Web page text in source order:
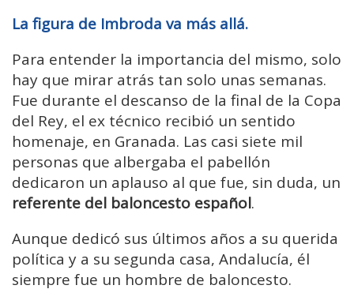
La figura de Imbroda va más allá.
Para entender la importancia del mismo, solo
hay que mirar atrás tan solo unas semanas.
Fue durante el descanso de la final de la Copa
del Rey, el ex técnico recibió un sentido
homenaje, en Granada. Las casi siete mil
personas que albergaba el pabellón
dedicaron un aplauso al que fue, sin duda, un
referente del baloncesto español.
Aunque dedicó sus últimos años a su querida
política y a su segunda casa, Andalucía, él
siempre fue un hombre de baloncesto.